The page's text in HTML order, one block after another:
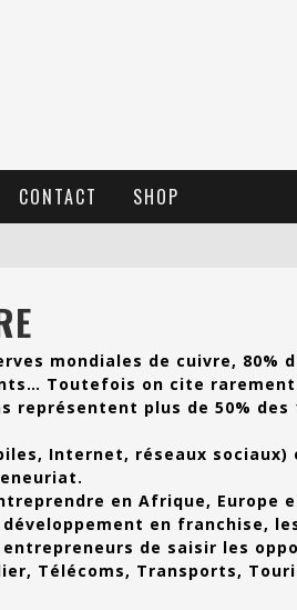
CONTACT SHOP
mondiales de cuivre, 80%
Toutefois on cite
représentent plus de 50% des
Internet, réseaux sociaux)
en Afrique, Europe
en franchise,
de saisir les
Télécoms, Transports,